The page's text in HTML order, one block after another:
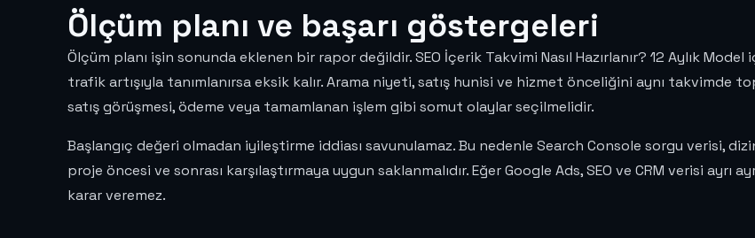
Ölçüm planı ve başarı göstergeleri
Ölçüm planı işin sonunda eklenen bir rapor değildir. SEO İçerik Takvimi Nasıl Hazırlanır? 12 Aylık
trafik artışıyla tanımlanırsa eksik kalır. Arama niyeti, satış hunisi ve hizmet önceliğini aynı
satış görüşmesi, ödeme veya tamamlanan işlem gibi somut olaylar seçilmelidir.
Başlangıç değeri olmadan iyileştirme iddiası savunulamaz. Bu nedenle Search Console sorgu verisi,
proje öncesi ve sonrası karşılaştırmaya uygun saklanmalıdır. Eğer Google Ads, SEO ve CRM verisi
karar veremez.